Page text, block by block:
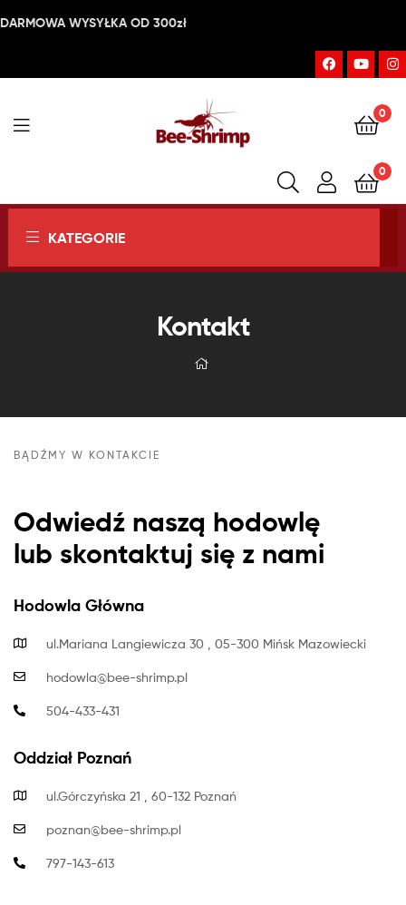
DARMOWA WYSYŁKA OD 300zł
Shrimp
0
0
KATEGORIE
Kontakt
BĄDŹMY W KONTAKCIE
Odwiedź naszą hodowlę
lub skontaktuj się z nami
Hodowla Główna
ul.Mariana Langiewicza 30 , 05-300 Mińsk Mazowiecki
hodowla@bee-shrimp.pl
504-433-431
Oddział Poznań
ul.Górczyńska 21 , 60-132 Poznań
poznan@bee-shrimp.pl
797-143-613